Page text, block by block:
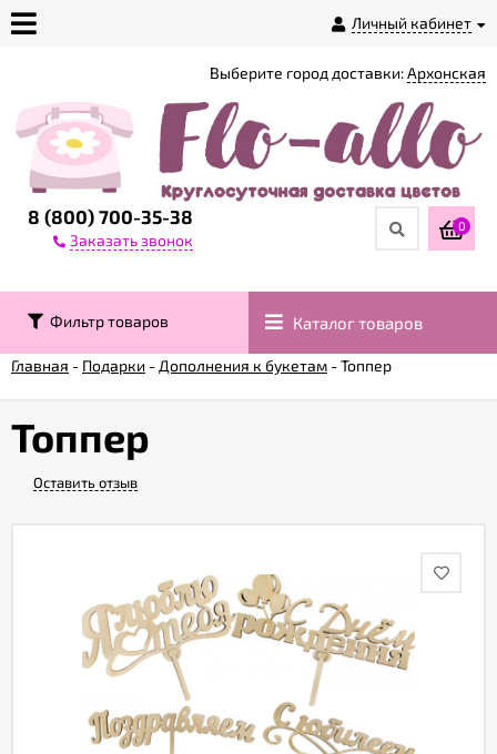
Личный кабинет
магазине
Доставка
Контакты
Гарантии
оформить
8 (800) 700-35-38
Заказать звонок
Выберите город доставки:Архонская
0
Фильтр товаров Каталог товаров
Главная - Подарки - Дополнения к букетам -Топпер
Топпер
Оставить отзыв